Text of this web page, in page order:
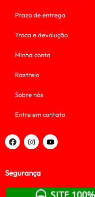
Prazo de entrega
Troca e devolução
Minha conta
Rastreio
Sobre nós
Entre em contato
Segurança